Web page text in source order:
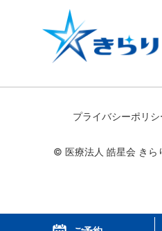
プライバシーポリシ
© 医療法人 皓星会 きら